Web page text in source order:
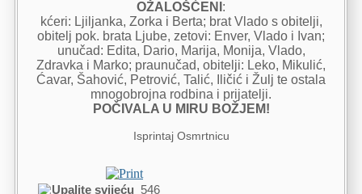
OŽALOŠĆENI :
kćeri: Ljiljanka, Zorka i Berta; brat Vlado s obitelji,
obitelj pok. brata Ljube, zetovi: Enver, Vlado i Ivan;
unučad: Edita, Dario, Marija, Monija, Vlado,
Zdravka i Marko; praunučad, obitelji: Leko, Mikulić,
Ćavar, Šahović, Petrović, Talić, Iličić i Žulj te ostala
mnogobrojna rodbina i prijatelji.
POČIVALA U MIRU BOŽJEM!
Isprintaj Osmrtnicu
Upalite svijeću 546